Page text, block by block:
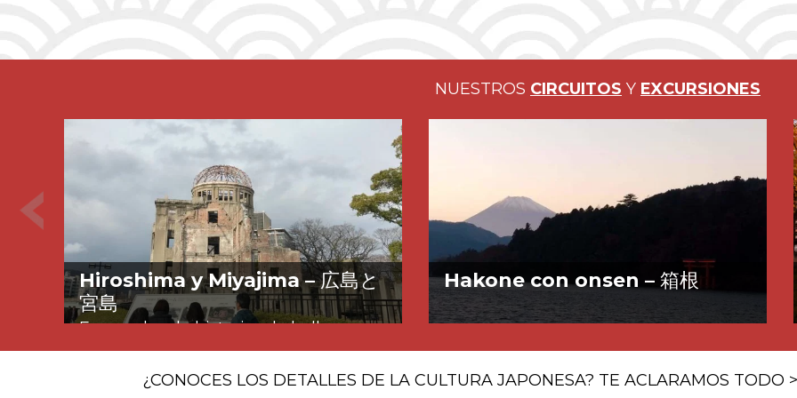
NUESTROS CIRCUITOS Y EXCURSIONES
Hiroshima y Miyajima –広島と
宮島
Escapada a la historia y la belleza
Hakone con onsen – 箱根
Esta es una excursión 10 horas con guía privado en español
¿CONOCES LOS DETALLES DE LA CULTURA JAPONESA? TE ACLARAMOS TODO >